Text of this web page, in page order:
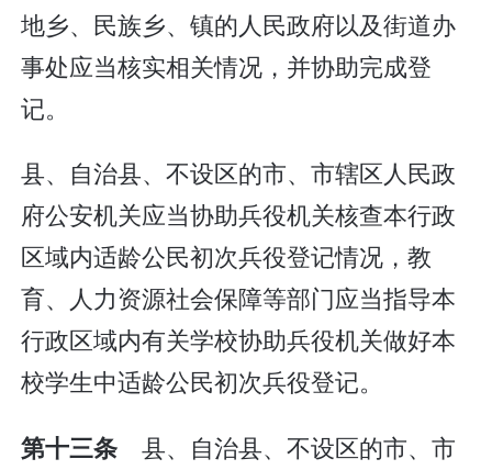
地乡、民族乡、镇的人民政府以及街道办
事处应当核实相关情况，并协助完成登
记。
县、自治县、不设区的市、市辖区人民政
府公安机关应当协助兵役机关核查本行政
区域内适龄公民初次兵役登记情况，教
育、人力资源社会保障等部门应当指导本
行政区域内有关学校协助兵役机关做好本
校学生中适龄公民初次兵役登记。
第十三条县、自治县、不设区的市、市